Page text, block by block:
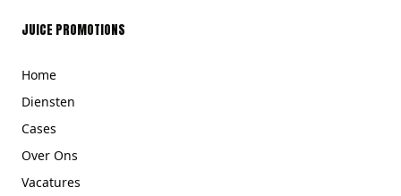
JUICE PROMOTIONS
Home
Diensten
Cases
Over Ons
Vacatures